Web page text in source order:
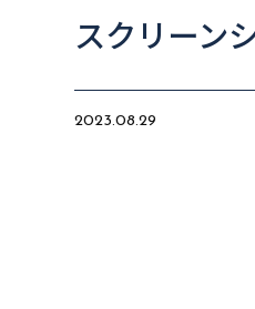
スクリーン
2023.08.29